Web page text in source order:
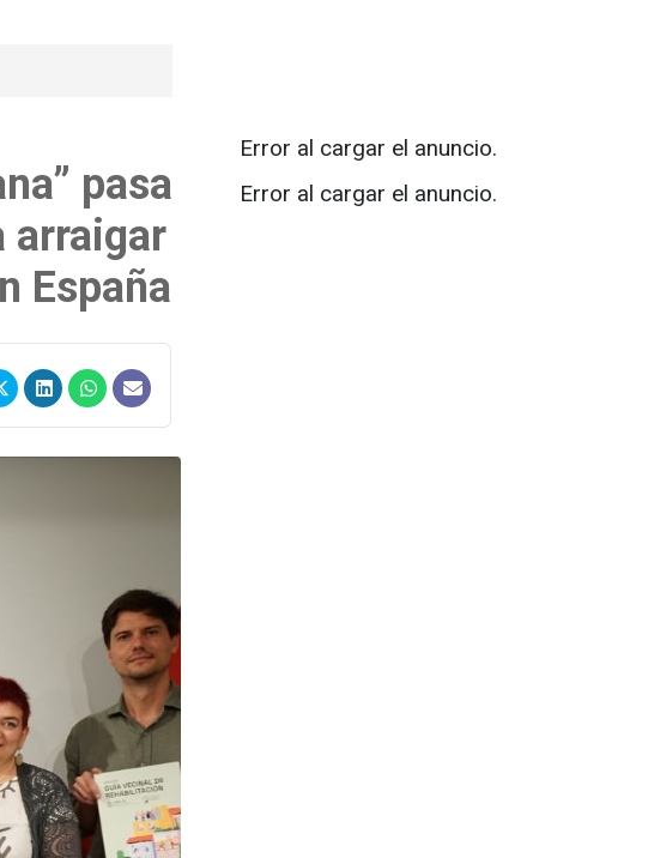
pasa
arraigar
España
Error al cargar el anuncio.
Error al cargar el anuncio.